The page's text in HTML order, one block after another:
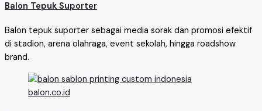
Balon Tepuk Suporter
Balon tepuk suporter sebagai media sorak dan promosi efektif
di stadion, arena olahraga, event sekolah, hingga roadshow
brand.